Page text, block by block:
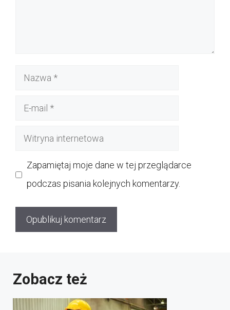
Nazwa
Witryna
Zapamiętaj moje dane w tej przeglądarce
podczas pisania kolejnych komentarzy.
Zobacz też